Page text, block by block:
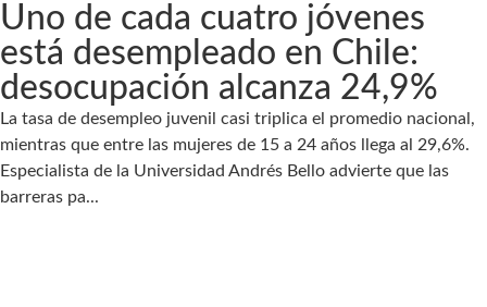
Uno de cada cuatro jóvenes
está desempleado en Chile:
desocupación alcanza 24,9%
La tasa de desempleo juvenil casi triplica el promedio nacional,
mientras que entre las mujeres de 15 a 24 años llega al 29,6%.
Especialista de la Universidad Andrés Bello advierte que las
barreras pa...